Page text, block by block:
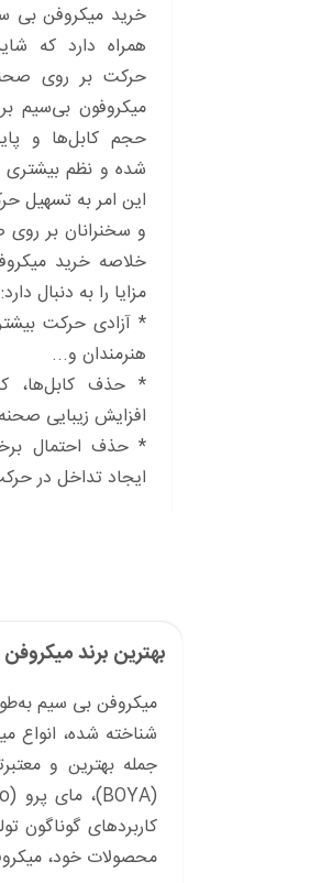
خرید میکروفن بی
همراه دارد که
حرکت بر روی
میکروفون بی‌سیم
حجم کابل‌ها و
شده و نظم
این امر به‌ تسهیل
و سخنرانان بر
خلاصه خرید
مزایا را به دنبال دارد:
* آزادی حرکت
هنرمندان و...
* حذف کابل‌ها،
افزایش زیبایی صحنه
* حذف احتمال
ایجاد تداخل در
بهترین برند
میکروفن بی سیم
شناخته شده، انواع
کاربردهای گوناگون
محصولات خود،